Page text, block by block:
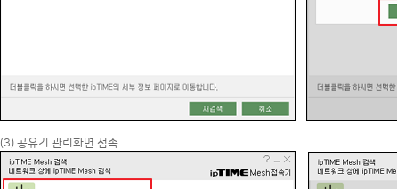
(3) 공유기 관리화면 접속